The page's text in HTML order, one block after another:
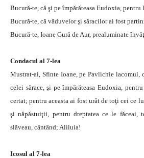
Bucură-te, că şi pe împărăteasa Eudoxia, pentru
Bucură-te, că văduvelor şi săracilor ai fost
Bucură-te, Ioane Gură de Aur, prealuminate
Condacul al 7-lea
Mustrat-ai, Sfinte Ioane, pe Pavlichie lacomul,
celei sărace, şi pe împărăteasa Eudoxia,
certat; pentru aceasta ai fost urât de toţi cei ce
şi năpăstuiţii, pentru dreptatea ce le făceai,
slăveau, cântând; Aliluia!
Icosul al 7-lea